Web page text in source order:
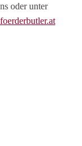
oder unter